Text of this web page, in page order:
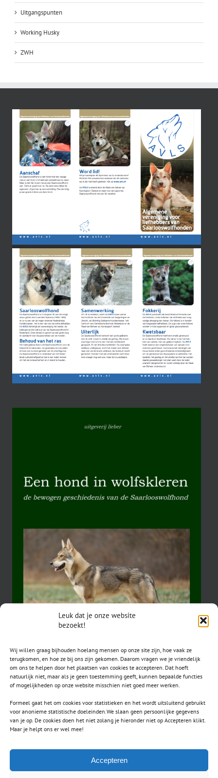
Leuk dat je onze website
bezoekt!
Wij willen graag bijhouden hoelang mensen op onze site zijn, hoe vaak ze
terugkomen, en hoe ze bij ons zijn gekomen. Daarom vragen we je vriendelijk
om ons te helpen door het plaatsen van cookies te accepteren. Dat hoeft
natuurlijk niet, maar als je geen toestemming geeft, kunnen bepaalde functies
of mogelijkheden op onze website misschien niet goed meer werken.
Formeel gaat het om cookies voor statistieken en het wordt uitsluitend gebruikt
voor anonieme statistische doeleinden.We slaan geen persoonlijke gegevens
van je op. De cookies doen het niet zolang je hieronder niet op Accepteren klikt.
Maar je helpt ons er wel mee!
Accepteren
Uitgangspunten
Working Husky
ZWH
CONTACT
secretaris.avls@gmail.com